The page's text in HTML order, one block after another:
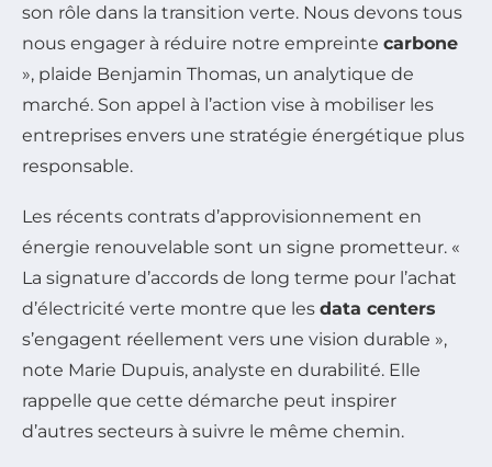
son rôle dans la transition verte. Nous devons tous
nous engager à réduire notre empreinte carbone
», plaide Benjamin Thomas, un analytique de
marché. Son appel à l’action vise à mobiliser les
entreprises envers une stratégie énergétique plus
responsable.
Les récents contrats d’approvisionnement en
énergie renouvelable sont un signe prometteur. «
La signature d’accords de long terme pour l’achat
d’électricité verte montre que les data centers
s’engagent réellement vers une vision durable »,
note Marie Dupuis, analyste en durabilité. Elle
rappelle que cette démarche peut inspirer
d’autres secteurs à suivre le même chemin.